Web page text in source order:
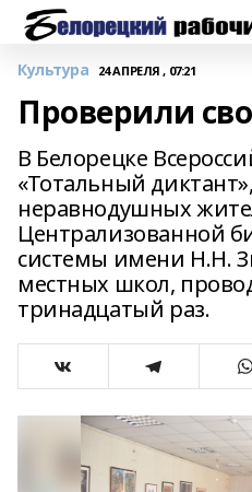
Культура 24 АПРЕЛЯ , 07:21
Проверили
В Белорецке
«Тотальный
неравнодушных
Централизованной
системы имени Н.Н.
местных школ,
тринадцатый раз.